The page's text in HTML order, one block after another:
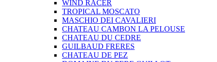
WIND RACER
TROPICAL MOSCATO
MASCHIO DEI CAVALIERI
CHATEAU CAMBON LA PELOUSE
CHATEAU DU CEDRE
GUILBAUD FRERES
CHATEAU DE PEZ